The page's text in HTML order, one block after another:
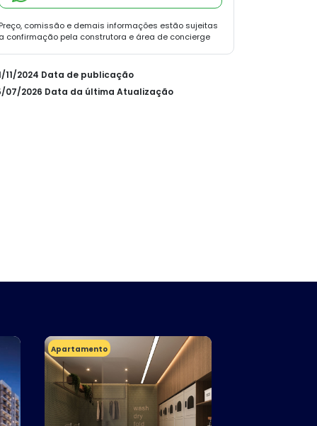
Preço, comissão e demais informações estão sujeitas
a confirmação pela construtora e área de concierge
11/2024 Data de publicação
07/2026 Data da última Atualização
Apartamento